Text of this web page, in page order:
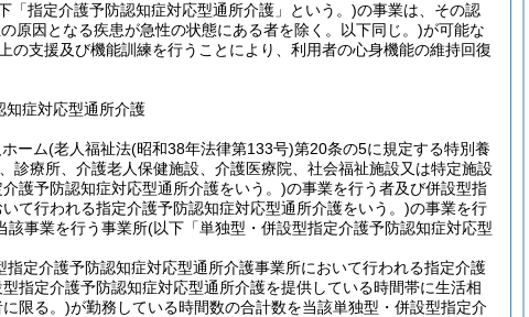
「指定介護予防認知症対応型通所介護」という。)の事業は、その認
原因となる疾患が急性の状態にある者を除く。以下同じ。)が可能な
支援及び機能訓練を行うことにより、利用者の心身機能の維持回復
知症対応型通所介護
ーム(老人福祉法(昭和38年法律第133号)第20条の5に規定する特別養
診療所、介護老人保健施設、介護医療院、社会福祉施設又は特定施設
護予防認知症対応型通所介護をいう。)の事業を行う者及び併設型指
て行われる指定介護予防認知症対応型通所介護をいう。)の事業を行
該事業を行う事業所(以下「単独型・併設型指定介護予防認知症対応型
指定介護予防認知症対応型通所介護事業所において行われる指定介護
指定介護予防認知症対応型通所介護を提供している時間帯に生活相
限る。)が勤務している時間数の合計数を当該単独型・併設型指定介